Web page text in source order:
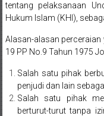
Denpasar,
Salatiga,
Ungaran,
Pontianak,
Bandung,
tentang pelaksanaan
Hukum Islam (KHI),
Alasan-alasan perceraian
19 PP No.9 Tahun 1975
Salah satu pihak
penjudi dan lain
Salah satu pihak
berturut-turut tanpa